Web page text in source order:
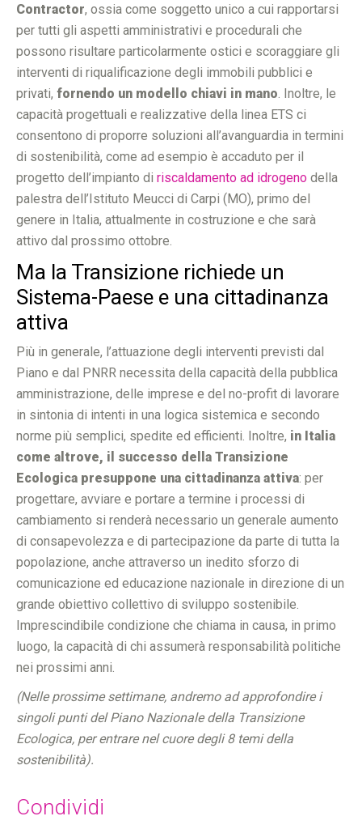
Contractor, ossia come soggetto unico a cui rapportarsi
per tutti gli aspetti amministrativi e procedurali che
possono risultare particolarmente ostici e scoraggiare gli
interventi di riqualificazione degli immobili pubblici e
privati, fornendo un modello chiavi in mano. Inoltre, le
capacità progettuali e realizzative della linea ETS ci
consentono di proporre soluzioni all’avanguardia in termini
di sostenibilità, come ad esempio è accaduto per il
progetto dell’impianto di riscaldamento ad idrogeno della
palestra dell’Istituto Meucci di Carpi (MO), primo del
genere in Italia, attualmente in costruzione e che sarà
attivo dal prossimo ottobre.
Ma la Transizione richiede un
Sistema-Paese e una cittadinanza
attiva
Più in generale, l’attuazione degli interventi previsti dal
Piano e dal PNRR necessita della capacità della pubblica
amministrazione, delle imprese e del no-profit di lavorare
in sintonia di intenti in una logica sistemica e secondo
norme più semplici, spedite ed efficienti. Inoltre, in Italia
come altrove, il successo della Transizione
Ecologica presuppone una cittadinanza attiva: per
progettare, avviare e portare a termine i processi di
cambiamento si renderà necessario un generale aumento
di consapevolezza e di partecipazione da parte di tutta la
popolazione, anche attraverso un inedito sforzo di
comunicazione ed educazione nazionale in direzione di un
grande obiettivo collettivo di sviluppo sostenibile.
Imprescindibile condizione che chiama in causa, in primo
luogo, la capacità di chi assumerà responsabilità politiche
nei prossimi anni.
(Nelle prossime settimane, andremo ad approfondire i
singoli punti del Piano Nazionale della Transizione
Ecologica, per entrare nel cuore degli 8 temi della
sostenibilità).
Condividi